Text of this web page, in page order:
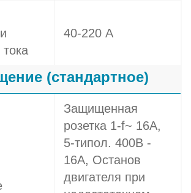
тока
40-220 А
(стандартное)
Защищенная
розетка 1-f~ 16A,
5-типол. 400В -
16A, Останов
двигателя при